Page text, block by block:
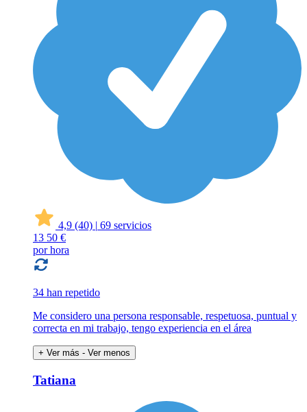
4,9 (40) | 69 servicios
13 50 €
por hora
34 han repetido
Me considero una persona responsable, respetuosa, puntual y
correcta en mi trabajo, tengo experiencia en el área
+ Ver más - Ver menos
Tatiana